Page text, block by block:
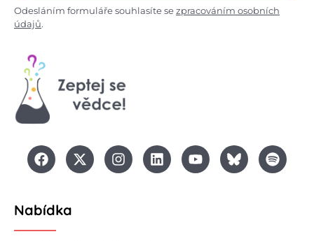
Odesláním formuláře souhlasíte sezpracováním osobních
údajů.
Nabídka